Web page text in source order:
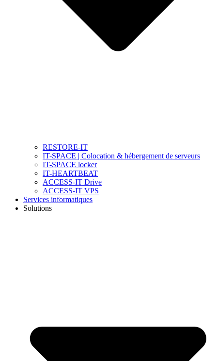
RESTORE-IT
IT-SPACE | Colocation & hébergement de serveurs
IT-SPACE locker
IT-HEARTBEAT
ACCESS-IT Drive
ACCESS-IT VPS
Services informatiques
Solutions